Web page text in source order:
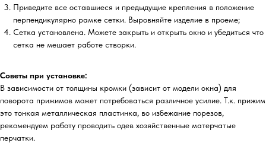
Приведите все оставшиеся и предыдущие крепления в положение
перпендикулярно рамке сетки. Выровняйте изделие в проеме;
Сетка установлена. Можете закрыть и открыть окно и убедиться что
сетка не мешает работе створки.
Советы при установке:
В зависимости от толщины кромки (зависит от модели окна) для
поворота прижимов может потребоваться различное усилие. Т.к. прижим
это тонкая металлическая пластинка, во избежание порезов,
рекомендуем работу проводить одев хозяйственные матерчатые
перчатки.